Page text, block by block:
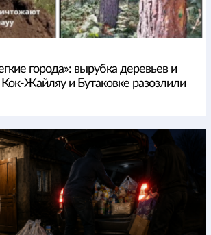
города»: вырубка деревьев и
Жайляу и Бутаковке разозлили